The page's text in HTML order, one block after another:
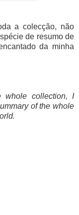
a colecção, não
de resumo de
da minha
collection, I
of the whole